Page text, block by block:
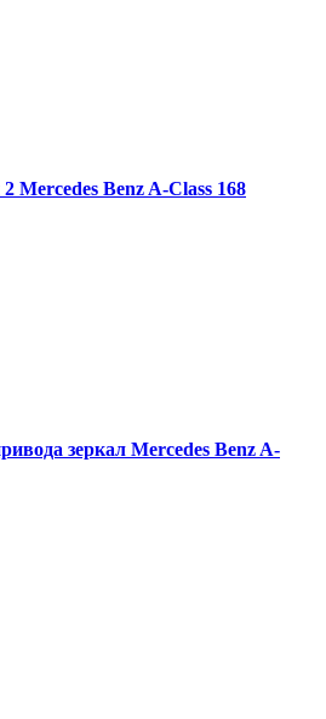
Mercedes Benz A-Class 168
зеркал Mercedes Benz A-